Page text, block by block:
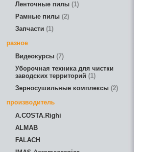
Ленточные пилы 1
Рамные пилы 2
Запчасти
1
разное
Видеокурсы 7
Уборочная техника для чистки
заводских территорий
1
Зерносушильные комплексы 2
производитель
A.COSTA.Righi
ALMAB
FALACH